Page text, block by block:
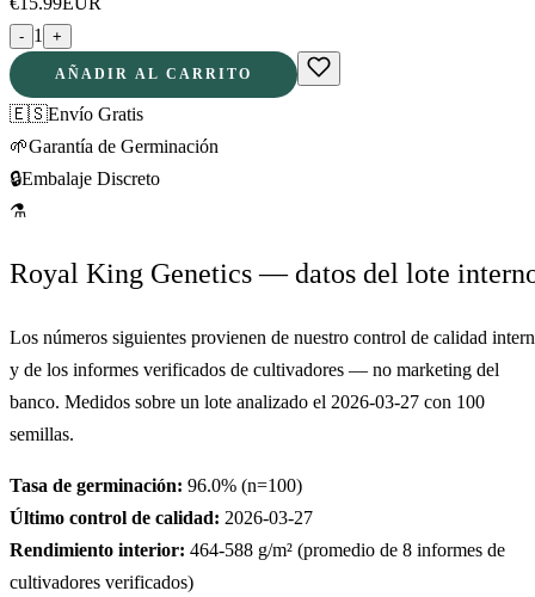
- 1 +
AÑADIR AL CARRITO
🇪🇸Envío Gratis
🌱Garantía de Germinación
🔒Embalaje Discreto
⚗
Royal King Genetics — datos del lote
Los números siguientes provienen de nuestro control de calidad
y de los informes verificados de cultivadores — no marketing del
banco. Medidos sobre un lote analizado el 2026-03-27 con 100
semillas.
Tasa de germinación: 96.0% (n=100)
Último control de calidad: 2026-03-27
Rendimiento interior: 464-588 g/m² (promedio de 8 informes de
cultivadores verificados)